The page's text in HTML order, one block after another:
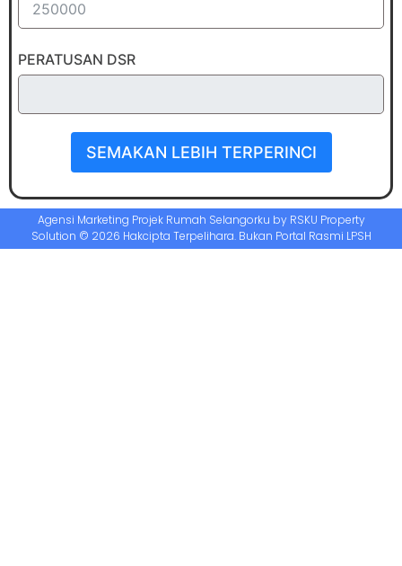
PERATUSAN DSR
SEMAKAN LEBIH TERPERINCI
Agensi Marketing Projek Rumah Selangorku by RSKU Property
Solution © 2026 Hakcipta Terpelihara. Bukan Portal Rasmi LPSH